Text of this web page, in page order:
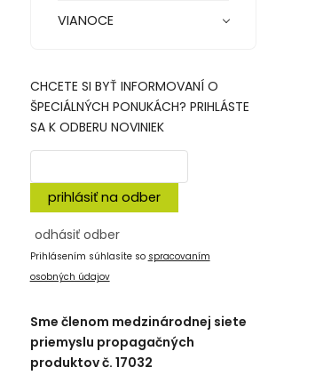
VIANOCE
CHCETE SI BYŤ INFORMOVANÍ O
ŠPECIÁLNÝCH PONUKÁCH? PRIHLÁSTE
SA K ODBERU NOVINIEK
prihlásiť na odber
odhásiť odber
Prihlásením súhlasíte so spracovaním
osobných údajov
Sme členom medzinárodnej siete
priemyslu propagačných
produktov č. 17032